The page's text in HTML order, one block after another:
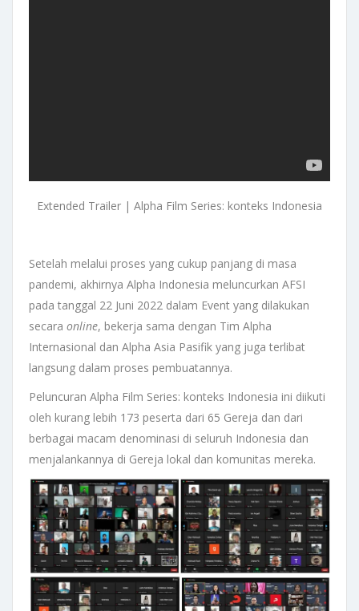
Extended Trailer | Alpha Film Series: konteks Indonesia
Setelah melalui proses yang cukup panjang di masa
pandemi, akhirnya Alpha Indonesia meluncurkan AFSI
pada tanggal 22 Juni 2022 dalam Event yang dilakukan
secara online, bekerja sama dengan Tim Alpha
Internasional dan Alpha Asia Pasifik yang juga terlibat
langsung dalam proses pembuatannya.
Peluncuran Alpha Film Series: konteks Indonesia ini diikuti
oleh kurang lebih 173 peserta dari 65 Gereja dan dari
berbagai macam denominasi di seluruh Indonesia dan
menjalankannya di Gereja lokal dan komunitas mereka.